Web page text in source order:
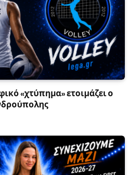
«χτύπημα» ετοιμάζει ο